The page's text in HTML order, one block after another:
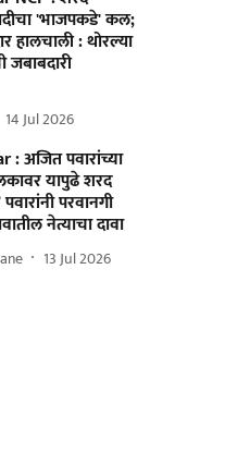
'भाजपकडे' कल;
हालचाली : थोरल्या
जबाबदारी
14 Jul 2026
: अजित पवारांच्या
यापुढे शरद
परवानगी
नेत्याचा दावा
13 Jul 2026